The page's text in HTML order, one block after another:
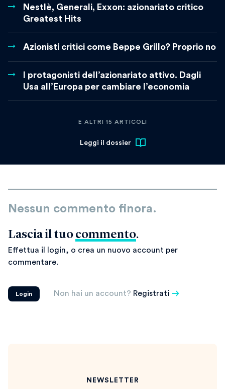
Nestlè, Generali, Exxon: azionariato critico
Greatest Hits
Azionisti critici come Beppe Grillo? Proprio no
I protagonisti dell’azionariato attivo. Dagli
Usa all’Europa per cambiare l’economia
E ALTRI 15 ARTICOLI
Leggi il dossier
Nessun commento finora.
Lascia il tuo commento.
Effettua il login, o crea un nuovo account per
commentare.
Login Non hai un account? Registrati
NEWSLETTER